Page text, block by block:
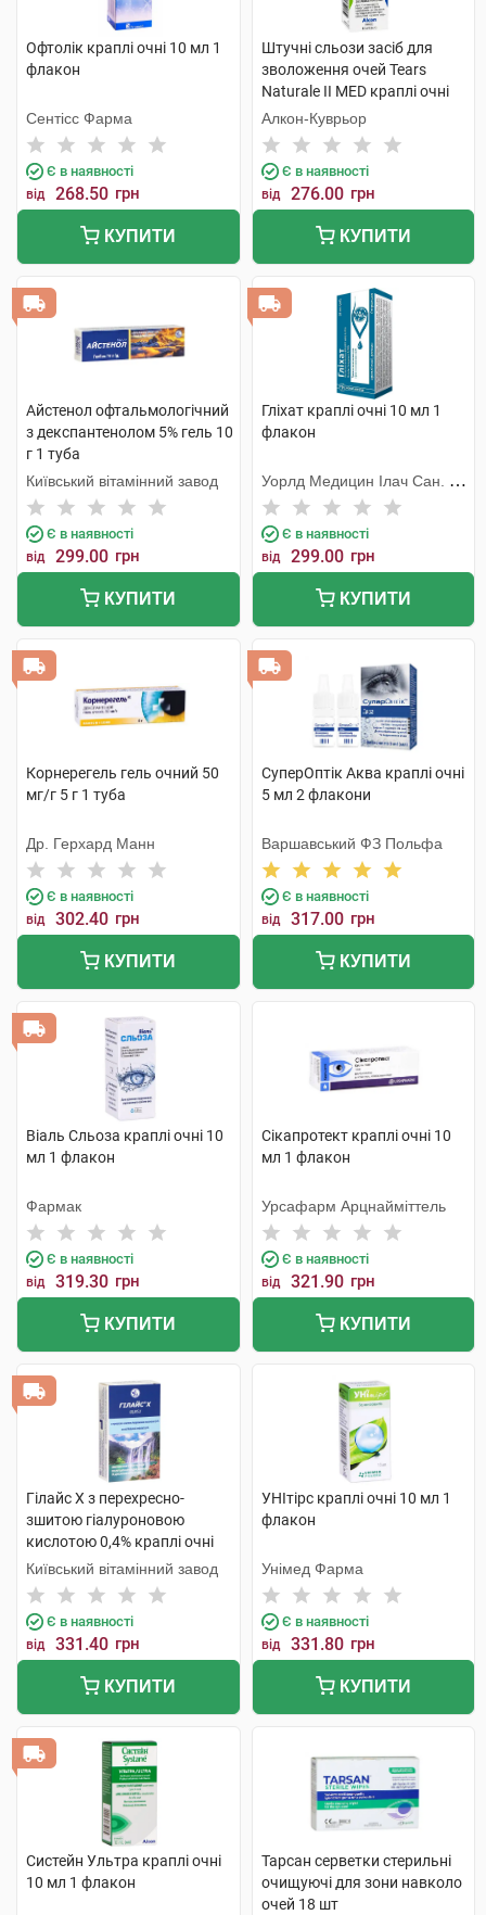
Офтолік краплі очні 10 мл 1
флакон
Сентісс Фарма
Є в наявності
від 268.50 грн
КУПИТИ
Штучні сльози засіб для
зволоження очей Tears
Naturale II MED краплі очні
15 мл 1 флакон
Алкон-Куврьор
Є в наявності
від 276.00 грн
КУПИТИ
Айстенол офтальмологічний
з декспантенолом 5% гель 10
г 1 туба
Київський вітамінний завод
Є в наявності
від 299.00 грн
КУПИТИ
Гліхат краплі очні 10 мл 1
флакон
Уорлд Медицин Ілач Сан. Ве
Тідж
Є в наявності
від 299.00 грн
КУПИТИ
Корнерегель гель очний 50
мг/г 5 г 1 туба
Др. Герхард Манн
Є в наявності
від 302.40 грн
КУПИТИ
СуперОптік Аква краплі очні
5 мл 2 флакони
Варшавський ФЗ Польфа
Є в наявності
від 317.00 грн
КУПИТИ
Віаль Сльоза краплі очні 10
мл 1 флакон
Фармак
Є в наявності
від 319.30 грн
КУПИТИ
Сікапротект краплі очні 10
мл 1 флакон
Урсафарм Арцнайміттель
Є в наявності
від 321.90 грн
КУПИТИ
Гілайс Х з перехресно-
зшитою гіалуроновою
кислотою 0,4% краплі очні
10 мл 1 флакон
Київський вітамінний завод
Є в наявності
від 331.40 грн
КУПИТИ
УНІтірс краплі очні 10 мл 1
флакон
Унімед Фарма
Є в наявності
від 331.80 грн
КУПИТИ
Систейн Ультра краплі очні
10 мл 1 флакон
Тарсан серветки стерильні
очищуючі для зони навколо
очей 18 шт